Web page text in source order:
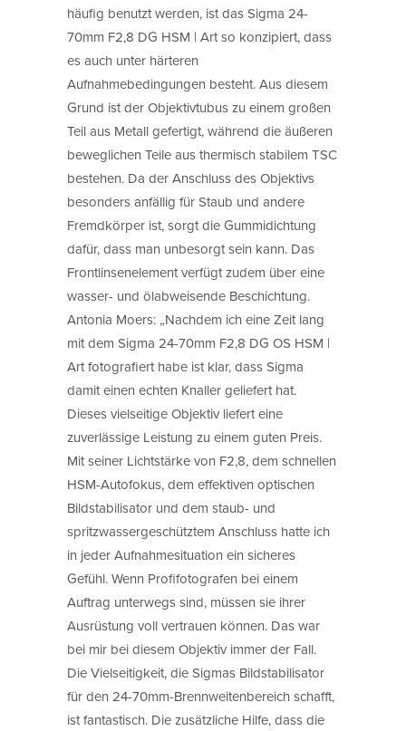
häufig benutzt werden, ist das Sigma 24-
70mm F2,8 DG HSM | Art so konzipiert, dass
es auch unter härteren
Aufnahmebedingungen besteht. Aus diesem
Grund ist der Objektivtubus zu einem großen
Teil aus Metall gefertigt, während die äußeren
beweglichen Teile aus thermisch stabilem TSC
bestehen. Da der Anschluss des Objektivs
besonders anfällig für Staub und andere
Fremdkörper ist, sorgt die Gummidichtung
dafür, dass man unbesorgt sein kann. Das
Frontlinsenelement verfügt zudem über eine
wasser- und ölabweisende Beschichtung.
Antonia Moers: „Nachdem ich eine Zeit lang
mit dem Sigma 24-70mm F2,8 DG OS HSM |
Art fotografiert habe ist klar, dass Sigma
damit einen echten Knaller geliefert hat.
Dieses vielseitige Objektiv liefert eine
zuverlässige Leistung zu einem guten Preis.
Mit seiner Lichtstärke von F2,8, dem schnellen
HSM-Autofokus, dem effektiven optischen
Bildstabilisator und dem staub- und
spritzwassergeschütztem Anschluss hatte ich
in jeder Aufnahmesituation ein sicheres
Gefühl. Wenn Profifotografen bei einem
Auftrag unterwegs sind, müssen sie ihrer
Ausrüstung voll vertrauen können. Das war
bei mir bei diesem Objektiv immer der Fall.
Die Vielseitigkeit, die Sigmas Bildstabilisator
für den 24-70mm-Brennweitenbereich schafft,
ist fantastisch. Die zusätzliche Hilfe, dass die